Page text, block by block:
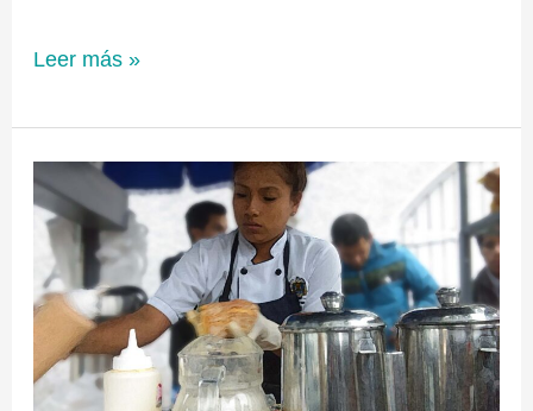
Leer más »
ACROSS
THE
STREET